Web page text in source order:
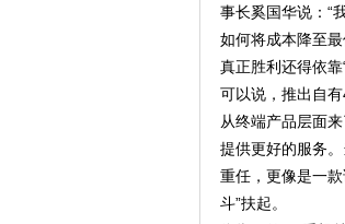
事长奚国华说：“
如何将成本降至
真正胜利还得依靠
可以说，推出自
从终端产品层面
提供更好的服务
重任，更像是一
斗”扶起。